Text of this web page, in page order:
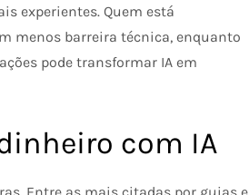
experientes. Quem está
menos barreira técnica, enquanto
pode transformar IA em
com IA
Entre as mais citadas por guias e